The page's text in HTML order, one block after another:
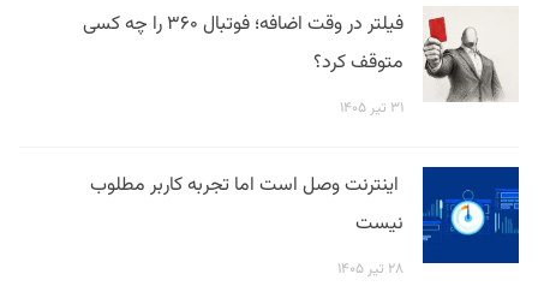
فیلتر در وقت اضافه؛ فوتبال ۳۶۰ را چه کسی
متوقف کرد؟
۳۱ تیر ۱۴۰۵
اینترنت وصل است اما تجربه کاربر مطلوب
نیست
۲۸ تیر ۱۴۰۵